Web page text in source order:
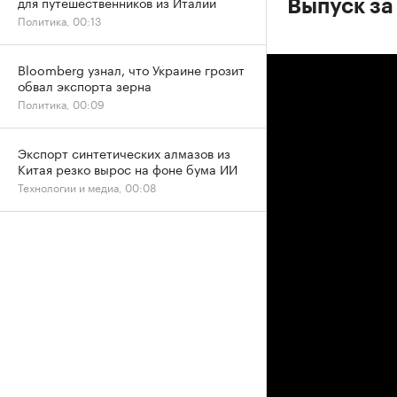
Выпуск
Политика, 00:13
Bloomberg узнал, что Украине грозит
обвал экспорта зерна
Политика, 00:09
Экспорт синтетических алмазов из
Китая резко вырос на фоне бума ИИ
Технологии и медиа, 00:08